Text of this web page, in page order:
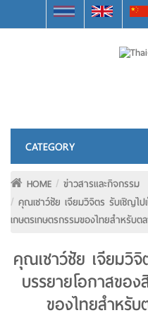
HOME
ข่าวสารและกิจกรรม
คุณเชาว์ชัย เจียมวิจิตร รับเชิญไ
เกษตรเกษตรกรรมของไทยสำหรับต
คุณเชาว์ชัย เจียมวิ
บรรยายโอกาสขอ
ของไทยสำหรับ